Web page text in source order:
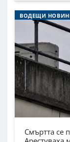
ВОДЕЩИ
Смъртта се